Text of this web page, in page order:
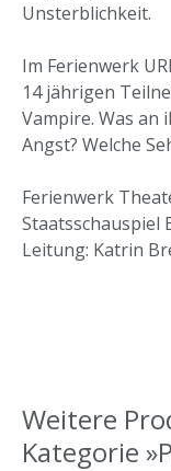
Unsterblichkeit.
Im Ferienwerk
14 jährigen
Vampire. Was an
Angst? Welche
Ferienwerk
Staatsschauspiel
Leitung: Katrin
Weitere
Kategorie